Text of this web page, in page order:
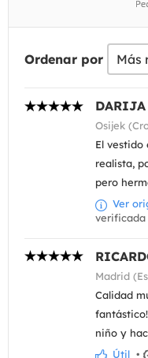
Ordenar por
DARIJA
Osijek
El vestido
realista,
pero
Ver
verificada
Madrid
Calidad
niño y
Útil •